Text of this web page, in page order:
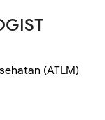
(ATLM)